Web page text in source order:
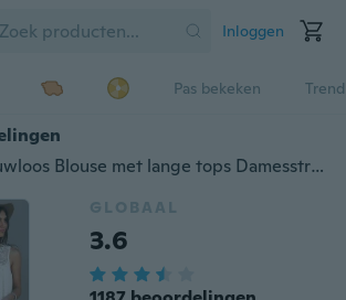
Inloggen
Pas bekeken
Dames Kant Mouwloos Blouse met lange tops Damesstrand BOHO Mini-jurk 6-16
GLOBAAL
3.6